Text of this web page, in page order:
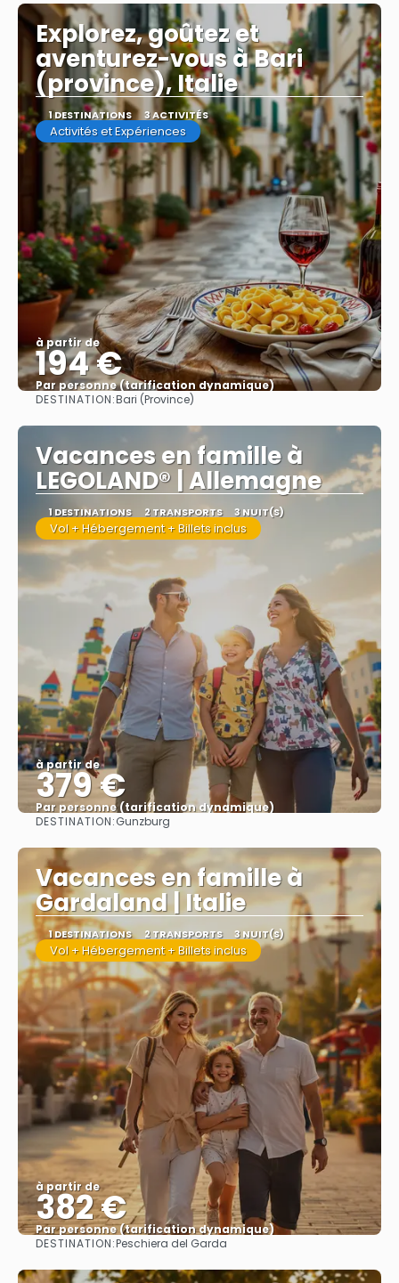
Explorez, goûtez et
aventurez-vous à Bari
(province), Italie
1 DESTINATIONS 3 ACTIVITÉS
Activités et Expériences
à partir de
194 €
Par personne (tarification dynamique)
Afficher
DESTINATION:Bari (Province)
Vacances en famille à
LEGOLAND® | Allemagne
1 DESTINATIONS 2 TRANSPORTS 3 NUIT(S)
Vol + Hébergement + Billets inclus
à partir de
379 €
Par personne (tarification dynamique)
DESTINATION:Gunzburg
Vacances en famille à
Gardaland | Italie
1 DESTINATIONS 2 TRANSPORTS 3 NUIT(S)
Vol + Hébergement + Billets inclus
à partir de
382 €
Par personne (tarification dynamique)
Afficher
DESTINATION:Peschiera del Garda